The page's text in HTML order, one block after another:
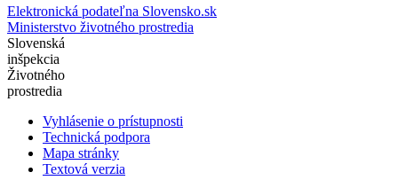
Elektronická podateľna Slovensko.sk
Ministerstvo životného prostredia
Slovenská
inšpekcia
Životného
prostredia
Vyhlásenie o prístupnosti
Technická podpora
Mapa stránky
Textová verzia